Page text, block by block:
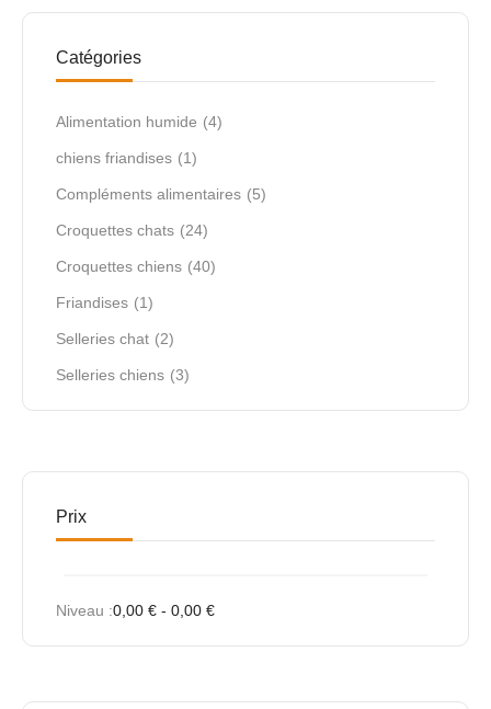
Catégories
Alimentation humide (4)
chiens friandises (1)
Compléments alimentaires (5)
Croquettes chats (24)
Croquettes chiens (40)
Friandises (1)
Selleries chat (2)
Selleries chiens (3)
Prix
Niveau :0,00 € - 0,00 €